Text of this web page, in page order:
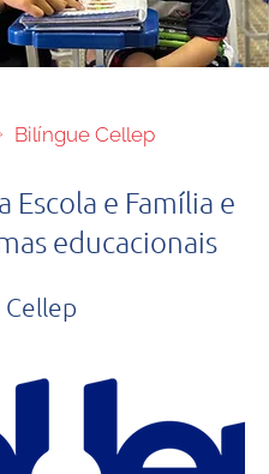
Bilíngue Cellep
Escola e Família e
educacionais